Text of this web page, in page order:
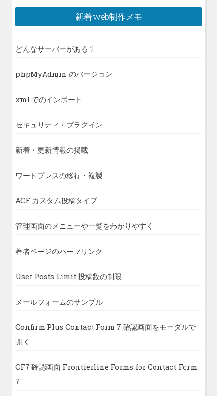
新着 web制作メモ
どんなサーバーがある？
phpMyAdmin のバージョン
xml でのインポート
セキュリティ・プラグイン
新着・更新情報の掲載
ワードプレスの移行・複製
ACF カスタム投稿タイプ
管理画面のメニューや一覧をわかりやすく
著者ページのパーマリンク
User Posts Limit 投稿数の制限
メールフォームのサンプル
Confirm Plus Contact Form 7 確認画面をモーダルで
開く
CF7 確認画面 Frontierline Forms for Contact Form
7